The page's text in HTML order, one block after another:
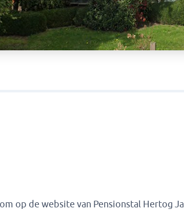
op de website van Pensionstal Hertog